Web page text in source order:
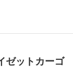
ットカーゴ